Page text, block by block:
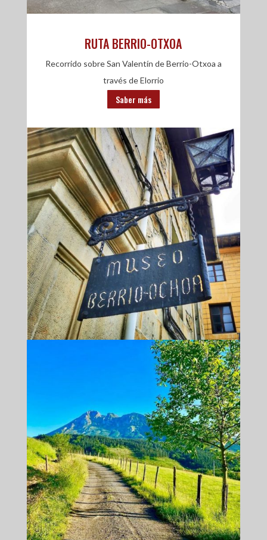
RUTA BERRIO-OTXOA
Recorrido sobre San Valentín de Berrio-Otxoa a
través de Elorrio
Saber más